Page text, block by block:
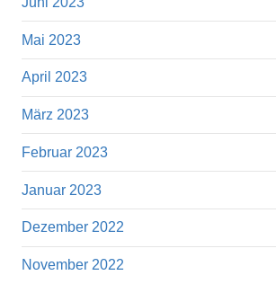
Mai 2023
April 2023
März 2023
Februar 2023
Januar 2023
Dezember 2022
November 2022